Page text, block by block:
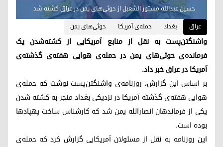
حسین عبدالله مستور الشعبل از حوثی‌های یمن در عراق کشته شد
عراق
بغداد حمله‌ی آمریکا حوثی‌های یمن
واشنگتن‌پست به نقل از منابع آمریکایی از کشته‌شدن یک
فرمانده‌ی حوثی‌های یمن در حمله‌ی هوایی هفته‌ی گذشته‌ی
آمریکا در عراق خبر داد.
بر اساس این گزارش، روزنامه‌ی واشنگتن‌پست نوشت که حمله‌ی
هوایی هفته‌ی گذشته آمریکا در نزدیکی بغداد منجر به کشته شدن
یکی از فرماندهان انصارالله یمن شد که کارشناس ساخت پهپادها
بوده است.
این روزنامه به نقل از مسئولان آمریکایی گزارش کرد که حمله‌ی